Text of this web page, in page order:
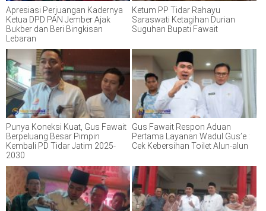
Apresiasi Perjuangan Kadernya
Ketua DPD PAN Jember Ajak
Bukber dan Beri Bingkisan
Lebaran
Ketum PP Tidar Rahayu
Saraswati Ketagihan Durian
Suguhan Bupati Fawait
Punya Koneksi Kuat, Gus Fawait
Berpeluang Besar Pimpin
Kembali PD Tidar Jatim 2025-
2030
Gus Fawait Respon Aduan
Pertama Layanan Wadul Gus’e :
Cek Kebersihan Toilet Alun-alun